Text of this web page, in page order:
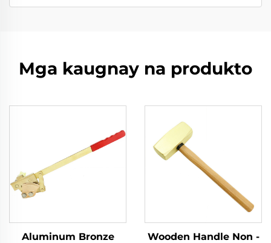
Mga kaugnay na produkto
Aluminum Bronze
Wooden Handle Non -